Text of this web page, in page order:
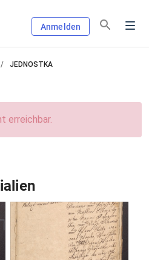
Anmelden
JEDNOSTKA
erreichbar.